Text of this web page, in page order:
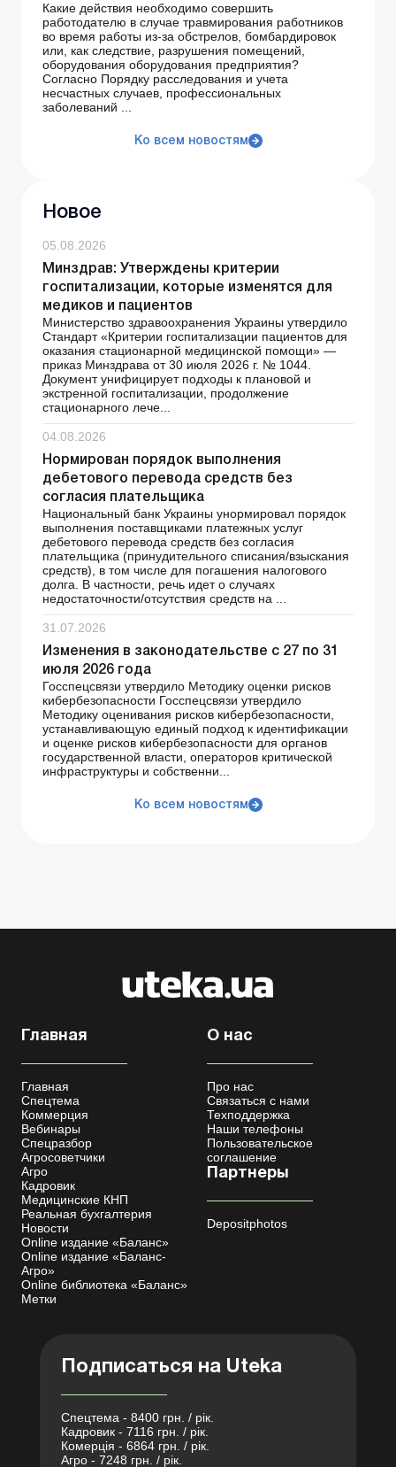
Какие действия необходимо совершить
работодателю в случае травмирования работников
во время работы из-за обстрелов, бомбардировок
или, как следствие, разрушения помещений,
оборудования оборудования предприятия?
Согласно Порядку расследования и учета
несчастных случаев, профессиональных
заболеваний ...
Ко всем новостям
Новое
05.08.2026
Минздрав: Утверждены критерии
госпитализации, которые изменятся для
медиков и пациентов
Министерство здравоохранения Украины утвердило
Стандарт «Критерии госпитализации пациентов для
оказания стационарной медицинской помощи» —
приказ Минздрава от 30 июля 2026 г. № 1044.
Документ унифицирует подходы к плановой и
экстренной госпитализации, продолжение
стационарного лече...
04.08.2026
Нормирован порядок выполнения
дебетового перевода средств без
согласия плательщика
Национальный банк Украины унормировал порядок
выполнения поставщиками платежных услуг
дебетового перевода средств без согласия
плательщика (принудительного списания/взыскания
средств), в том числе для погашения налогового
долга. В частности, речь идет о случаях
недостаточности/отсутствия средств на ...
31.07.2026
Изменения в законодательстве с 27 по 31
июля 2026 года
Госспецсвязи утвердило Методику оценки рисков
кибербезопасности Госспецсвязи утвердило
Методику оценивания рисков кибербезопасности,
устанавливающую единый подход к идентификации
и оценке рисков кибербезопасности для органов
государственной власти, операторов критической
инфраструктуры и собственни...
Ко всем новостям
Главная
Главная
Спецтема
Коммерция
Вебинары
Спецразбор
Агросоветчики
Агро
Кадровик
Медицинские КНП
Реальная бухгалтерия
Новости
Online издание «Баланс»
Online издание «Баланс-
Агро»
Online библиотека «Баланс»
Метки
О нас
Про нас
Связаться с нами
Техподдержка
Наши телефоны
Пользовательское
соглашение
Партнеры
Depositphotos
Подписаться на Uteka
Спецтема - 8400 грн. / рік.
Кадровик - 7116 грн. / рік.
Комерція - 6864 грн. / рік.
Агро - 7248 грн. / рік.